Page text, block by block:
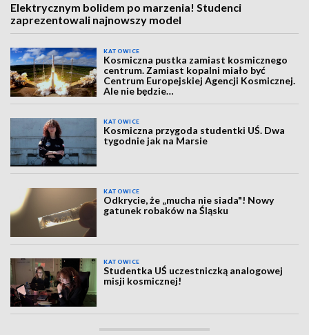
Elektrycznym bolidem po marzenia! Studenci
zaprezentowali najnowszy model
KATOWICE
Kosmiczna pustka zamiast kosmicznego
centrum. Zamiast kopalni miało być
Centrum Europejskiej Agencji Kosmicznej.
Ale nie będzie…
KATOWICE
Kosmiczna przygoda studentki UŚ. Dwa
tygodnie jak na Marsie
KATOWICE
Odkrycie, że „mucha nie siada"! Nowy
gatunek robaków na Śląsku
KATOWICE
Studentka UŚ uczestniczką analogowej
misji kosmicznej!